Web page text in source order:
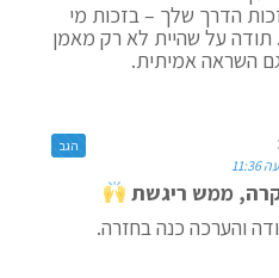
הדרך שלך – בזכות מי
על שהיית לא רק מאמן
השראה אמיתית.
ממש ריגשת
והערכה כנה בחזרה.
הגב